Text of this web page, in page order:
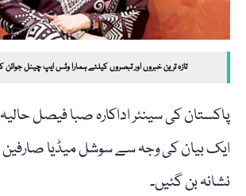
تازہ ترین خبروں اور تبصروں کیلئے ہمارا وٹس ایپ چینل جوائن
پاکستان کی سینئر اداکارہ صبا فیصل
ایک بیان کی وجہ سے سوشل میڈیا صارفین
نشانہ بن گئیں۔